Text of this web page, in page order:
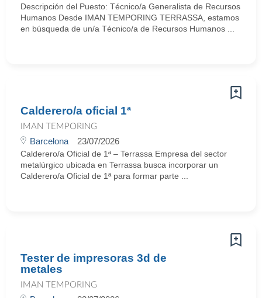
Descripción del Puesto: Técnico/a Generalista de Recursos
Humanos Desde IMAN TEMPORING TERRASSA, estamos
en búsqueda de un/a Técnico/a de Recursos Humanos ...
Calderero/a oficial 1ª
IMAN TEMPORING
Barcelona 23/07/2026
Calderero/a Oficial de 1ª – Terrassa Empresa del sector
metalúrgico ubicada en Terrassa busca incorporar un
Calderero/a Oficial de 1ª para formar parte ...
Tester de impresoras 3d de
metales
IMAN TEMPORING